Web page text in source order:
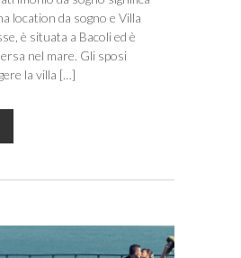
location da sogno e Villa
è situata a Bacoli ed è
nel mare. Gli sposi
la villa […]